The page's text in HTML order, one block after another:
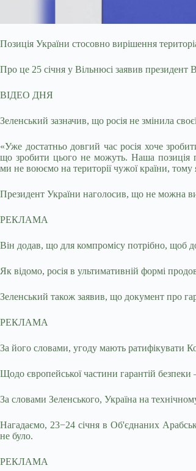
Позиція України стосовно вирішення
Про це 25 січня у Вільнюсі заявив
ВІДЕО ДНЯ
Зеленський зазначив, що росія не змінила
«Уже достатньо довгий час росія хоче
що зробити цього не можуть. Наша позиція
ми не воюємо на території чужої країни,
Президент України наголосив, що не можна
РЕКЛАМА
Він додав, що для компромісу потрібно, щоб
Як відомо, росія в ультимативній формі
Зеленський також заявив, що документ про
РЕКЛАМА
За його словами, угоду мають ратифікувати
Щодо європейської частини гарантій безпеки
За словами Зеленського, Україна на
Нагадаємо, 23−24 січня в Об'єднаних
не було.
РЕКЛАМА